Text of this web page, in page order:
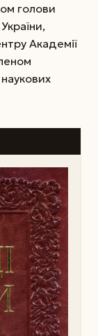
голови
Академії